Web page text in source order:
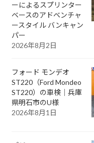
ーによるスプリンター
ベースのアドベンチャ
ースタイル バンキャン
パー
2026年8月2日
フォード モンデオ
ST220（Ford Mondeo
ST220）の車検｜兵庫
県明石市のU様
2026年8月1日